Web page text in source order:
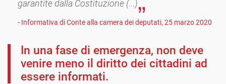
garantite dalla Costituzione (…)
- Informativa di Conte alla camera dei deputati, 25 marzo 2020
In una fase di emergenza, non deve
venire meno il diritto dei cittadini ad
essere informati.